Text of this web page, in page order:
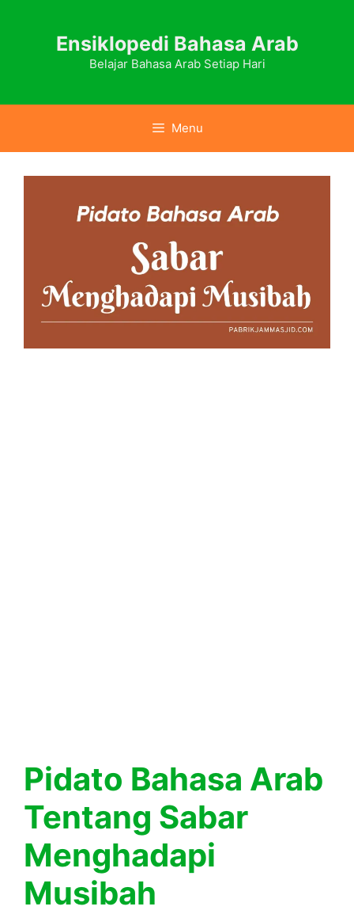
Ensiklopedi Bahasa Arab
Belajar Bahasa Arab Setiap Hari
Menu
Pidato Bahasa Arab
Tentang Sabar
Menghadapi
Musibah